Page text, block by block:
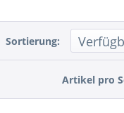
Sortierung:
Artikel pro